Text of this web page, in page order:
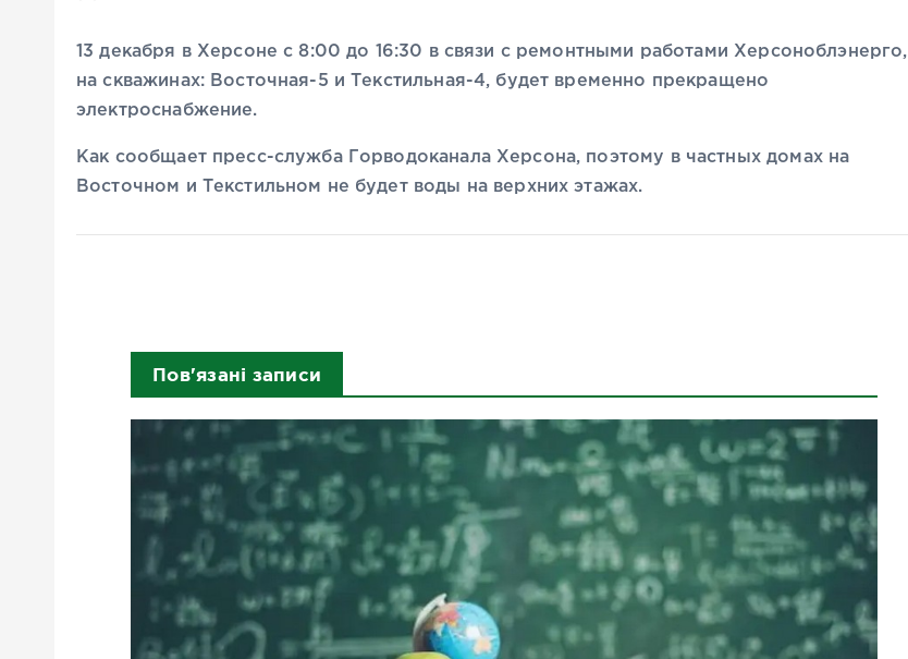
13 декабря в Херсоне с 8:00 до 16:30 в связи с ремонтными работами Херсоноблэнерго,
на скважинах: Восточная-5 и Текстильная-4, будет временно прекращено
электроснабжение.
Как сообщает пресс-служба Горводоканала Херсона, поэтому в частных домах на
Восточном и Текстильном не будет воды на верхних этажах.
Пов'язані записи